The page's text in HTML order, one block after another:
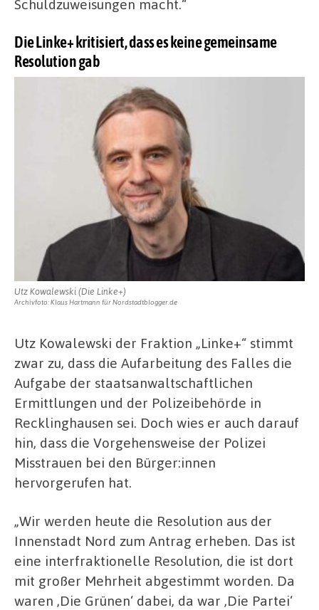
Schuldzuweisungen macht.“
Die Linke+ kritisiert, dass es keine gemeinsame
Resolution gab
Utz Kowalewski (Die Linke+)
Archivfoto: Klaus Hartmann für Nordstadtblogger.de
Utz Kowalewski der Fraktion „Linke+“ stimmt
zwar zu, dass die Aufarbeitung des Falles die
Aufgabe der staatsanwaltschaftlichen
Ermittlungen und der Polizeibehörde in
Recklinghausen sei. Doch wies er auch darauf
hin, dass die Vorgehensweise der Polizei
Misstrauen bei den Bürger:innen
hervorgerufen hat.
„Wir werden heute die Resolution aus der
Innenstadt Nord zum Antrag erheben. Das ist
eine interfraktionelle Resolution, die ist dort
mit großer Mehrheit abgestimmt worden. Da
waren ,Die Grünen‘ dabei, da war ,Die Partei‘